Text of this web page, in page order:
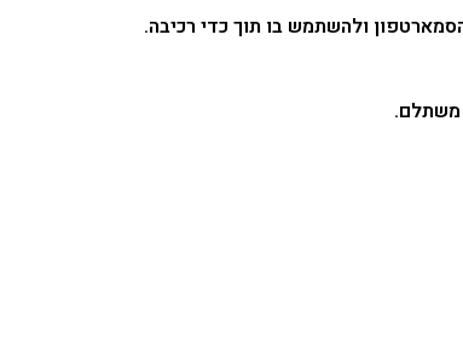
ולהשתמש בו תוך כדי רכיבה.
משתלם.